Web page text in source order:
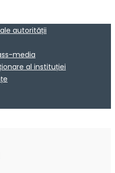
autorității
media
al instituției